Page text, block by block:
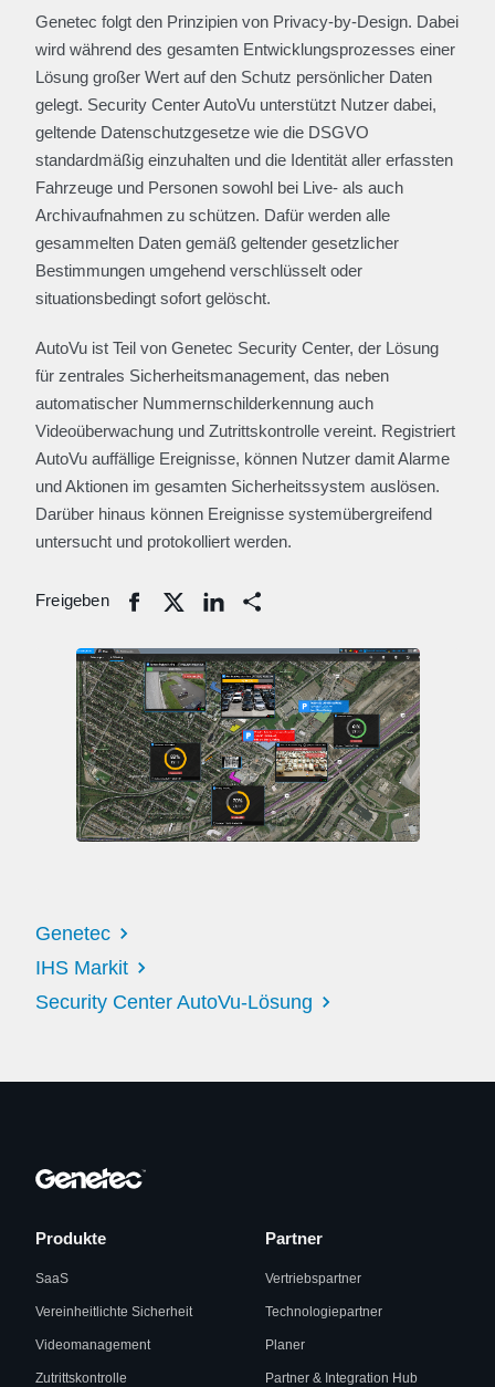
Genetec folgt den Prinzipien von Privacy-by-Design. Dabei
wird während des gesamten Entwicklungsprozesses einer
Lösung großer Wert auf den Schutz persönlicher Daten
gelegt. Security Center AutoVu unterstützt Nutzer dabei,
geltende Datenschutzgesetze wie die DSGVO
standardmäßig einzuhalten und die Identität aller erfassten
Fahrzeuge und Personen sowohl bei Live- als auch
Archivaufnahmen zu schützen. Dafür werden alle
gesammelten Daten gemäß geltender gesetzlicher
Bestimmungen umgehend verschlüsselt oder
situationsbedingt sofort gelöscht.
AutoVu ist Teil von Genetec Security Center, der Lösung
für zentrales Sicherheitsmanagement, das neben
automatischer Nummernschilderkennung auch
Videoüberwachung und Zutrittskontrolle vereint. Registriert
AutoVu auffällige Ereignisse, können Nutzer damit Alarme
und Aktionen im gesamten Sicherheitssystem auslösen.
Darüber hinaus können Ereignisse systemübergreifend
untersucht und protokolliert werden.
Freigeben Share
Genetec
IHS Markit
Security Center AutoVu-Lösung
Produkte
SaaS
Vereinheitlichte Sicherheit
Videomanagement
Zutrittskontrolle
Partner
Vertriebspartner
Technologiepartner
Planer
Partner & Integration Hub